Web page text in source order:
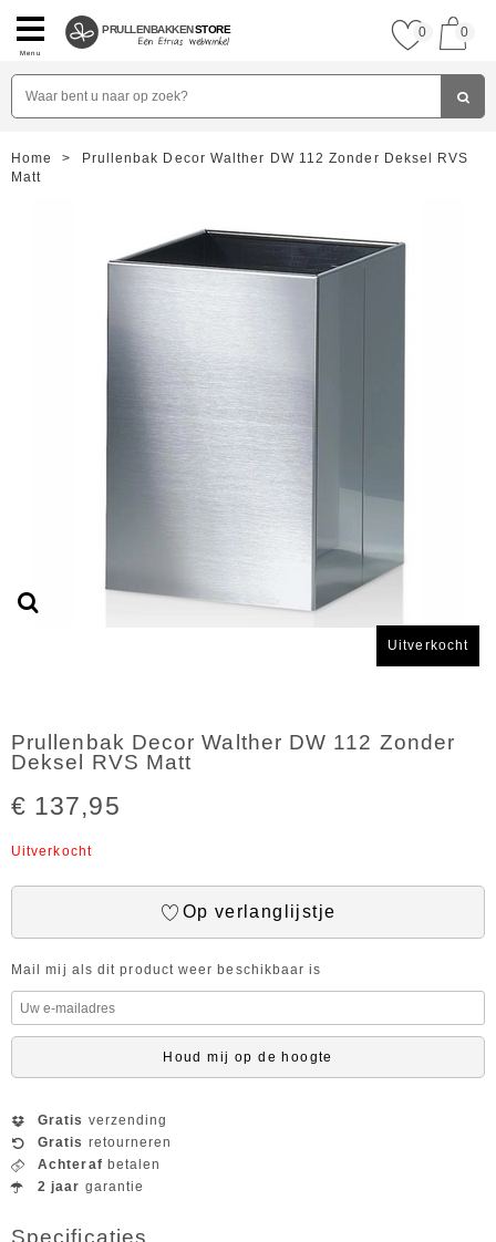
Menu
PRULLENBAKKENSTORE 0 0
Home >
Prullenbak Decor Walther DW 112 Zonder Deksel RVS
Matt
Uitverkocht
Prullenbak Decor Walther DW 112 Zonder
Deksel RVS Matt
€ 137,95
Uitverkocht
Op verlanglijstje
Mail mij als dit product weer beschikbaar is
Houd mij op de hoogte
Gratis verzending
Gratis retourneren
Achteraf betalen
2 jaar garantie
Specificaties